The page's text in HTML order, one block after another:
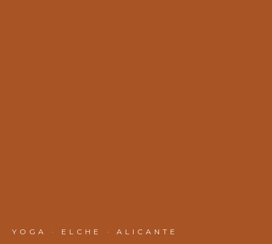
YOGA · ELCHE · ALICANTE